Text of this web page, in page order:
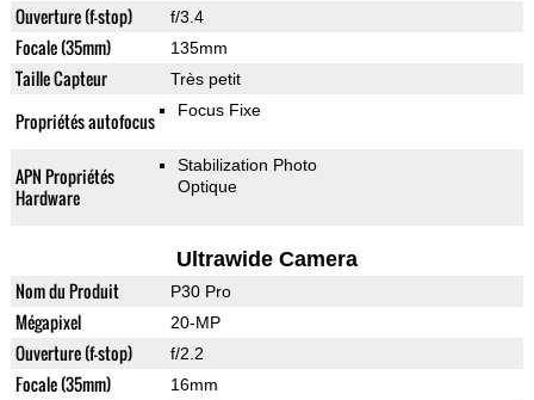
Ouverture (f-stop) f/3.4
Focale (35mm) 135mm
Taille Capteur Très petit
Propriétés autofocus Focus Fixe
APN Propriétés
Hardware
Stabilization Photo
Optique
Ultrawide Camera
Nom du Produit P30 Pro
Mégapixel 20-MP
Ouverture (f-stop) f/2.2
Focale (35mm) 16mm